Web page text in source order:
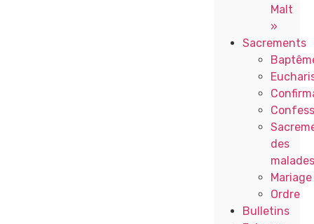
Malt
»
Sacrements
des
malades
Mariage
Ordre
Bulletins